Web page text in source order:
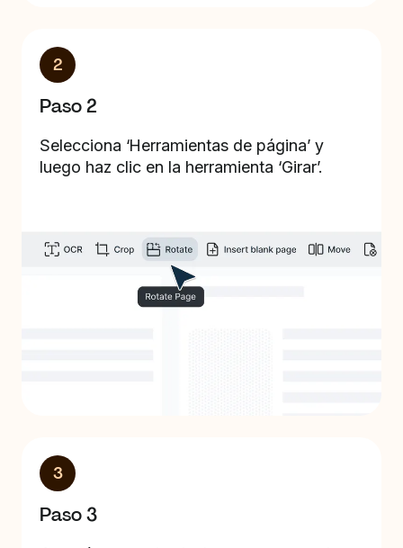
2
Paso 2
Selecciona ‘Herramientas de página’ y
luego haz clic en la herramienta ‘Girar’.
3
Paso 3